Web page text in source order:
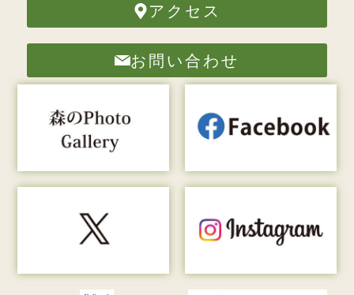
アクセス
お問い合わせ